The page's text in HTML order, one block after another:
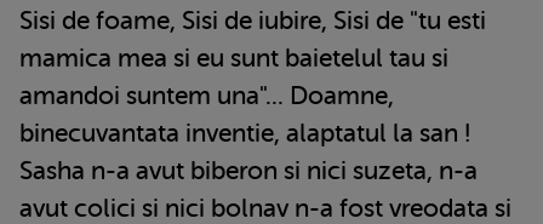
Sisi de foame, Sisi de iubire, Sisi de "tu esti
mamica mea si eu sunt baietelul tau si
amandoi suntem una"... Doamne,
binecuvantata inventie, alaptatul la san !
Sasha n-a avut biberon si nici suzeta, n-a
avut colici si nici bolnav n-a fost vreodata si